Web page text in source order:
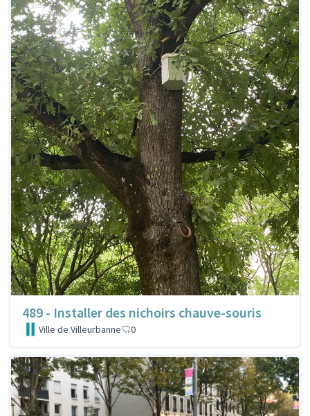
489 - Installer des nichoirs chauve-souris
Ville de Villeurbanne 0